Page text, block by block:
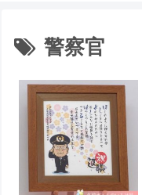
警察官